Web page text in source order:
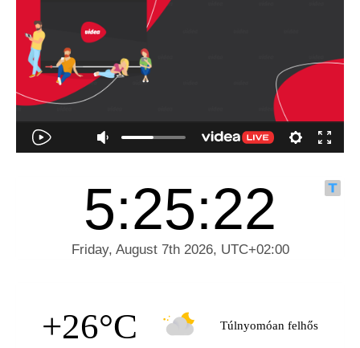
+26°C Túlnyomóan felhős